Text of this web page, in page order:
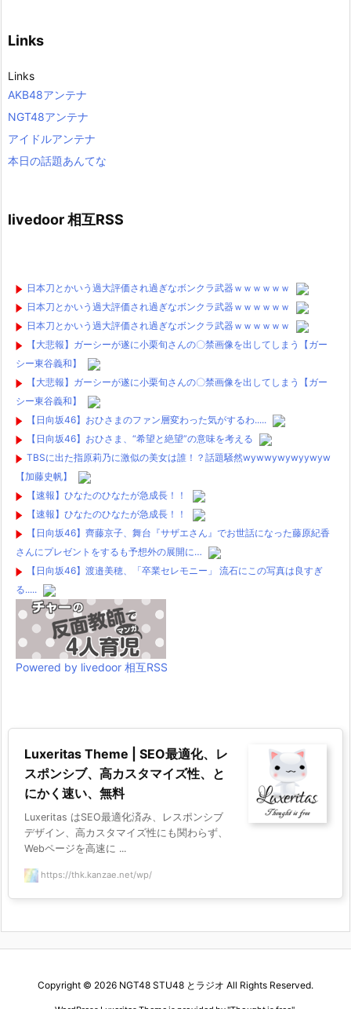
Links
Links
AKB48アンテナ
NGT48アンテナ
アイドルアンテナ
本日の話題あんてな
livedoor 相互RSS
日本刀とかいう過大評価され過ぎなボンクラ武器ｗｗｗｗｗｗ
日本刀とかいう過大評価され過ぎなボンクラ武器ｗｗｗｗｗｗ
日本刀とかいう過大評価され過ぎなボンクラ武器ｗｗｗｗｗｗ
【大悲報】ガーシーが遂に小栗旬さんの〇禁画像を出してしまう【ガー
シー東谷義和】
【大悲報】ガーシーが遂に小栗旬さんの〇禁画像を出してしまう【ガー
シー東谷義和】
【日向坂46】おひさまのファン層変わった気がするわ.....
【日向坂46】おひさま、“希望と絶望”の意味を考える
TBSに出た指原莉乃に激似の美女は誰！？話題騒然wywwywywyywyw
【加藤史帆】
【速報】ひなたのひなたが急成長！！
【速報】ひなたのひなたが急成長！！
【日向坂46】齊藤京子、舞台『サザエさん』でお世話になった藤原紀香
さんにプレゼントをするも予想外の展開に…
【日向坂46】渡邉美穂、「卒業セレモニー」 流石にこの写真は良すぎ
る.....
Powered by livedoor 相互RSS
Luxeritas Theme | SEO最適化、レ
スポンシブ、高カスタマイズ性、と
にかく速い、無料
Luxeritas はSEO最適化済み、レスポンシブ
デザイン、高カスタマイズ性にも関わらず、
Webページを高速に ...
https://thk.kanzae.net/wp/
Copyright © 2026 NGT48 STU48 とラジオ All Rights Reserved.